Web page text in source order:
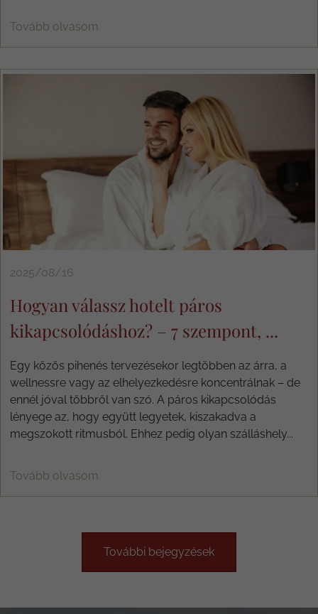
Tovább olvasom
2025/08/16
Hogyan válassz hotelt páros
kikapcsolódáshoz? – 7 szempont, ...
Egy közös pihenés tervezésekor legtöbben az árra, a
wellnessre vagy az elhelyezkedésre koncentrálnak – de
ennél jóval többről van szó. A páros kikapcsolódás
lényege az, hogy együtt legyetek, kiszakadva a
megszokott ritmusból. Ehhez pedig olyan szálláshely...
Tovább olvasom
További bejegyzések